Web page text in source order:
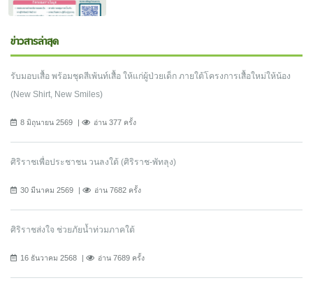
ข่าวสารล่าสุด
รับมอบเสื้อ พร้อมชุดสีเพ้นท์เสื้อ ให้แก่ผู้ป่วยเด็ก ภายใต้โครงการเสื้อใหม่ให้น้อง
(New Shirt, New Smiles)
8 มิถุนายน 2569 อ่าน 377 ครั้ง
ศิริราชเพื่อประชาชน วนลงใต้ (ศิริราช-พัทลุง)
30 มีนาคม 2569 อ่าน 7682 ครั้ง
ศิริราชส่งใจ ช่วยภัยน้ำท่วมภาคใต้
16 ธันวาคม 2568 อ่าน 7689 ครั้ง